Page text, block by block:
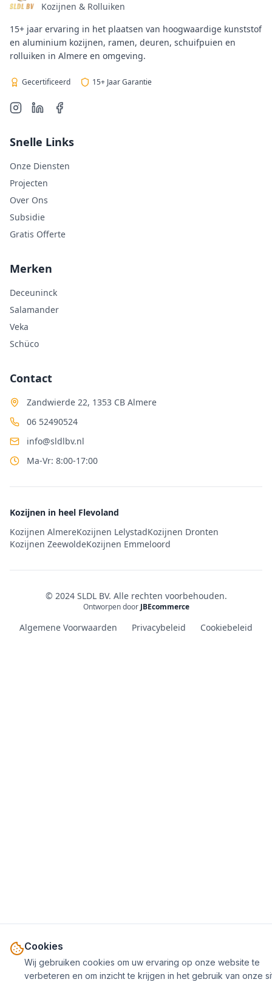
Kozijnen & Rolluiken
15+ jaar ervaring in het plaatsen van hoogwaardige kunststof
en aluminium kozijnen, ramen, deuren, schuifpuien en
rolluiken in Almere en omgeving.
Gecertificeerd 15+ Jaar Garantie
Snelle Links
Onze Diensten
Projecten
Over Ons
Subsidie
Gratis Offerte
Merken
Deceuninck
Salamander
Veka
Schüco
Contact
Zandwierde 22, 1353 CB Almere
06 52490524
info@sldlbv.nl
Ma-Vr: 8:00-17:00
Kozijnen in heel Flevoland
Kozijnen AlmereKozijnen LelystadKozijnen Dronten
Kozijnen ZeewoldeKozijnen Emmeloord
© 2024 SLDL BV. Alle rechten voorbehouden.
Ontworpen door JBEcommerce
Algemene Voorwaarden Privacybeleid Cookiebeleid
Cookies
Wij gebruiken cookies om uw ervaring op onze website te
verbeteren en om inzicht te krijgen in het gebruik van onze